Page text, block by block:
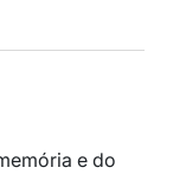
e do